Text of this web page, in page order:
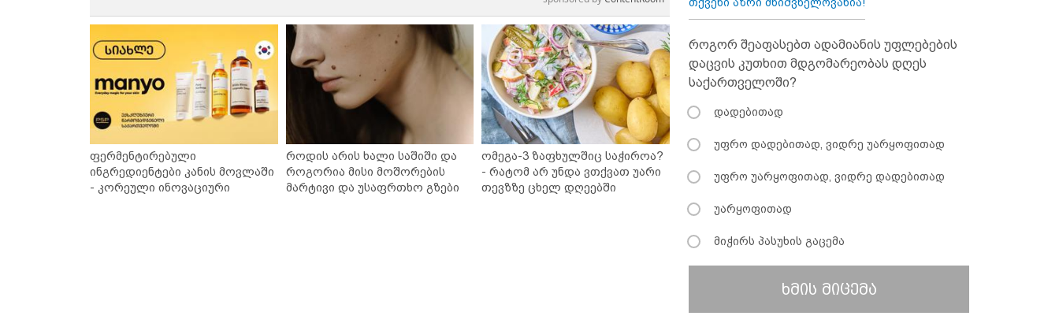
ფერმენტირებული
ინგრედიენტები კანის მოვლაში
- კორეული ინოვაციური
როდის არის ხალი საშიში და
როგორია მისი მოშორების
მარტივი და უსაფრთხო გზები
ომეგა-3 ზაფხულშიც საჭიროა?
- რატომ არ უნდა ვთქვათ უარი
თევზზე ცხელ დღეებში
როგორ შეაფასებთ ადამიანის უფლებების
დაცვის კუთხით მდგომარეობას დღეს
საქართველოში?
დადებითად
უფრო დადებითად, ვიდრე უარყოფითად
უფრო უარყოფითად, ვიდრე დადებითად
უარყოფითად
მიჭირს პასუხის გაცემა
ხმის მიცემა